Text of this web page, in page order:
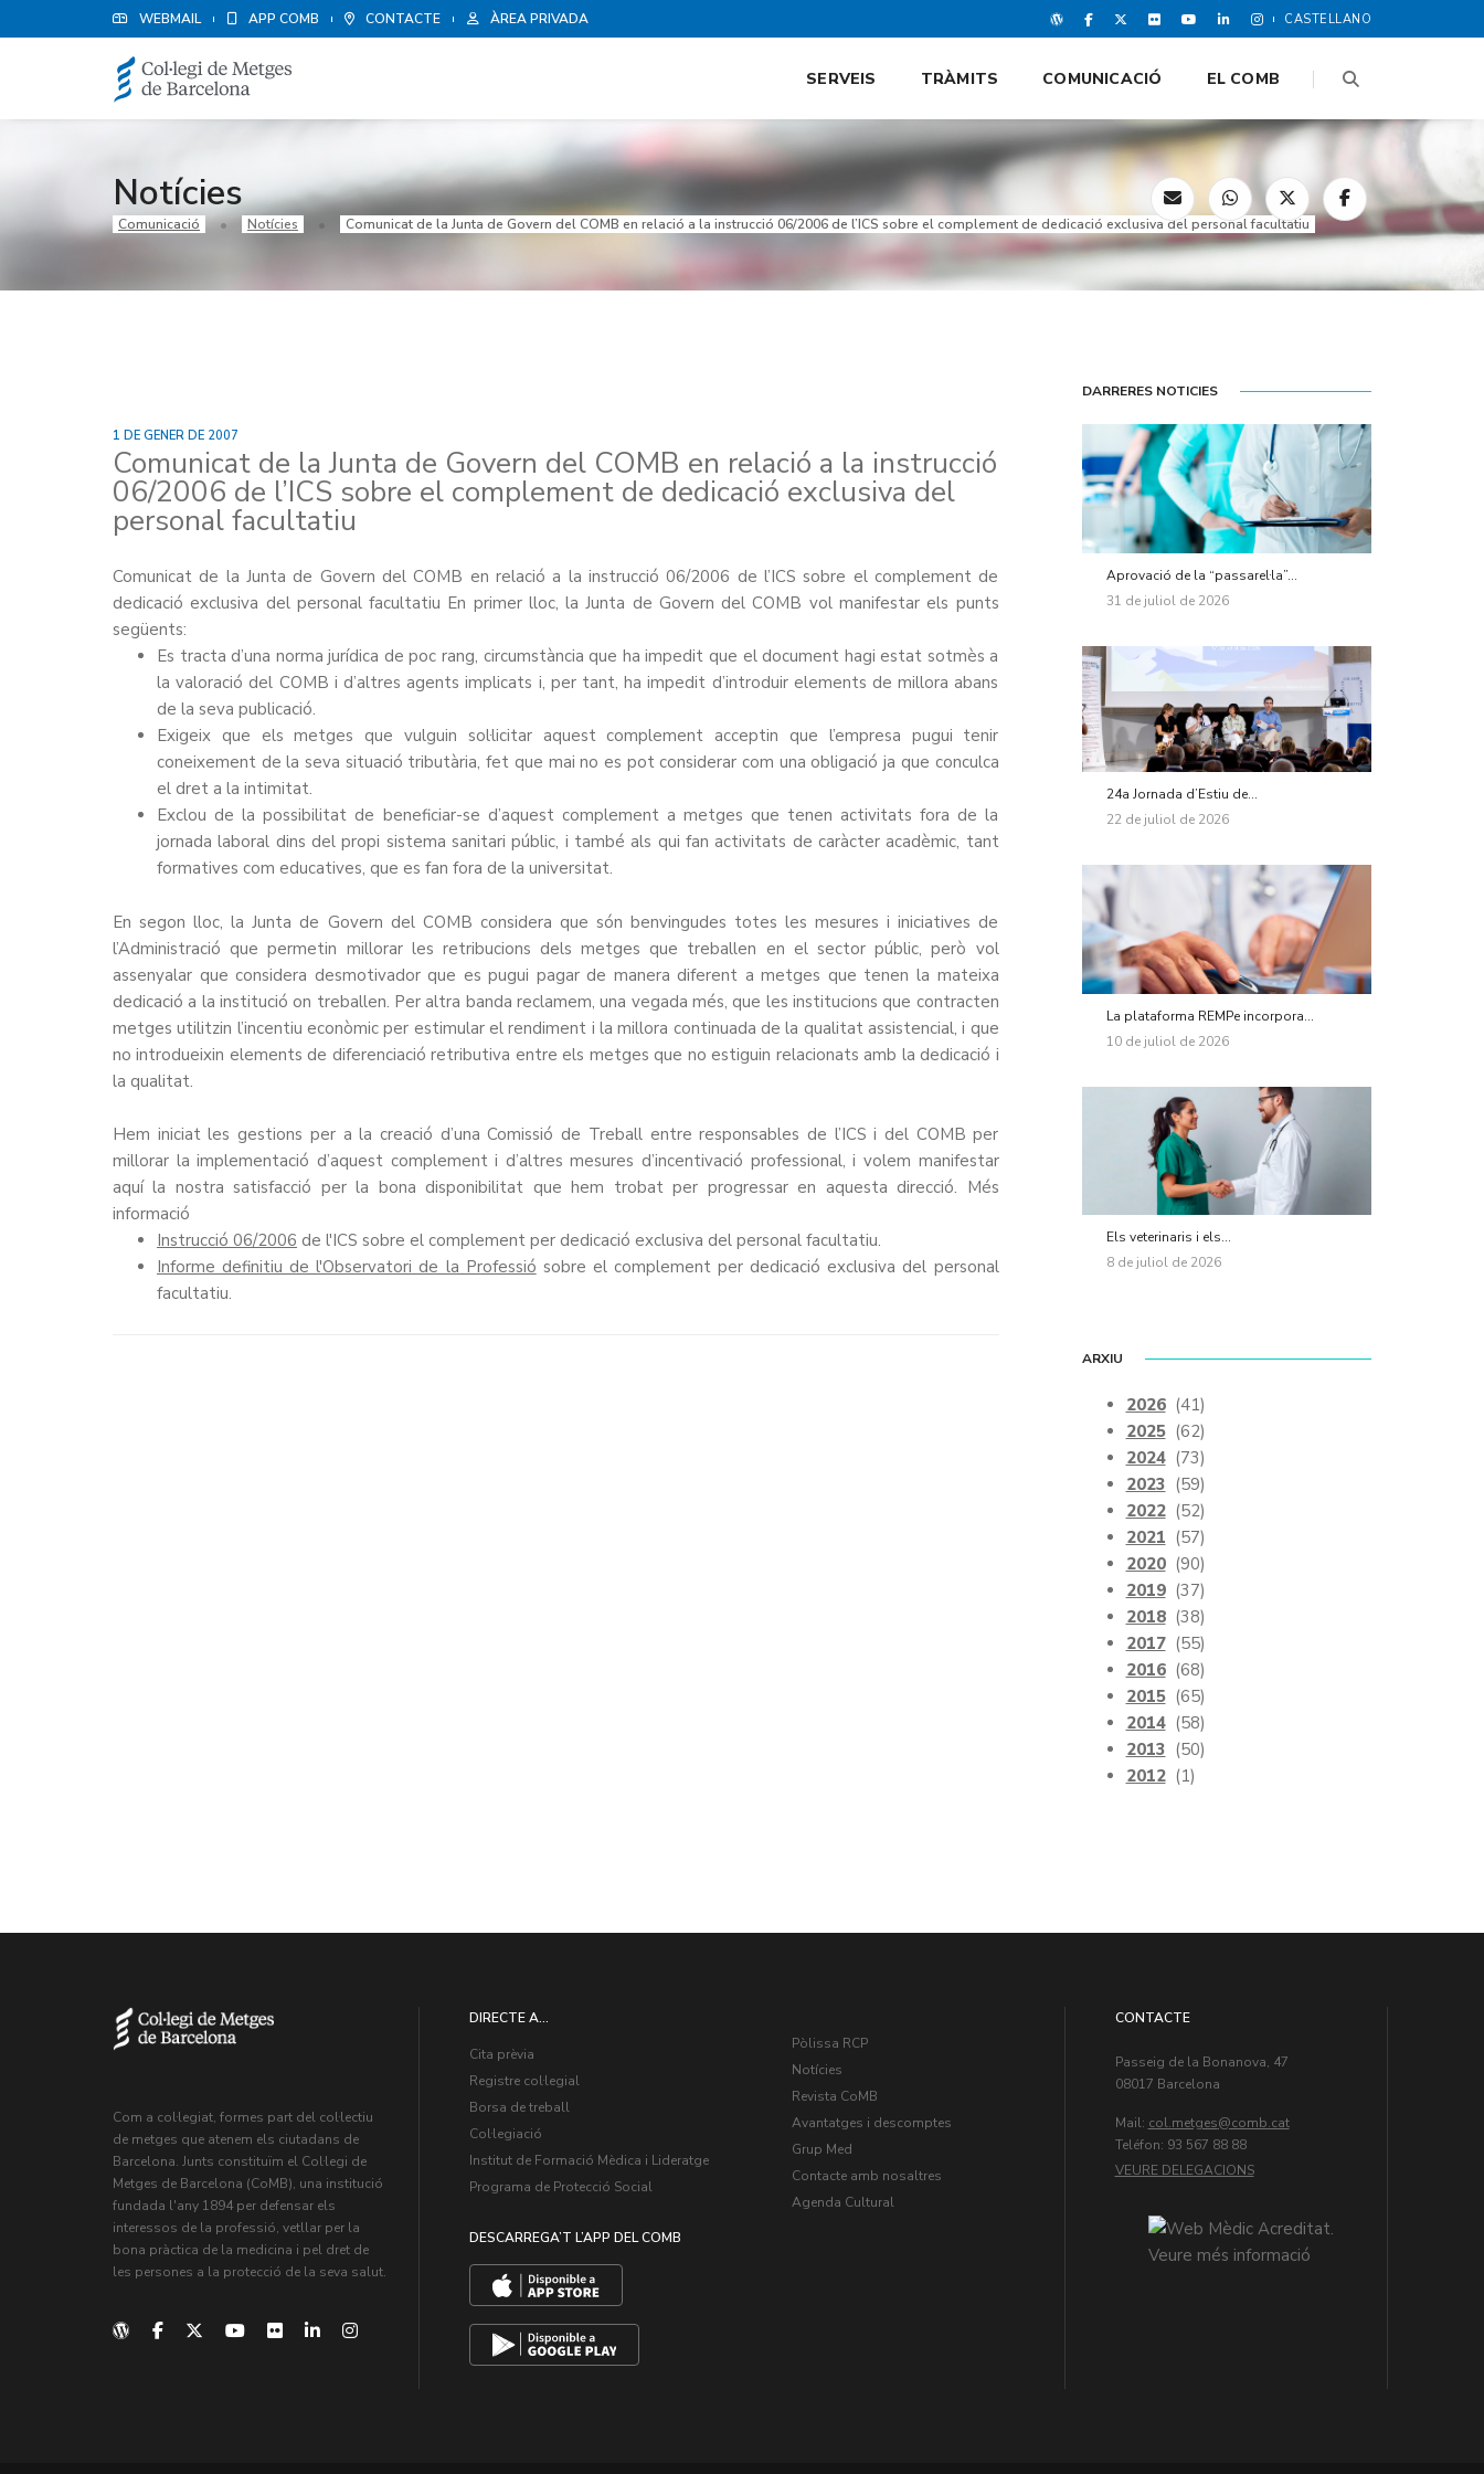
WEBMAIL APP COMB CONTACTE ÀREA PRIVADA CASTELLANO
SERVEIS TRÀMITS COMUNICACIÓ EL COMB
Notícies
Comunicació Notícies Comunicat de la Junta de Govern del COMB en relació a la instrucció 06/2006 de l’ICS sobre el complement de dedicació exclusiva del personal facultatiu
1 DE GENER DE 2007
Comunicat de la Junta de Govern del COMB en relació a la instrucció
06/2006 de l’ICS sobre el complement de dedicació exclusiva del
personal facultatiu
Comunicat de la Junta de Govern del COMB en relació a la instrucció 06/2006 de l’ICS sobre el complement de
dedicació exclusiva del personal facultatiu En primer lloc, la Junta de Govern del COMB vol manifestar els punts
següents:
Es tracta d’una norma jurídica de poc rang, circumstància que ha impedit que el document hagi estat sotmès a
la valoració del COMB i d’altres agents implicats i, per tant, ha impedit d’introduir elements de millora abans
de la seva publicació.
Exigeix que els metges que vulguin sol·licitar aquest complement acceptin que l’empresa pugui tenir
coneixement de la seva situació tributària, fet que mai no es pot considerar com una obligació ja que conculca
el dret a la intimitat.
Exclou de la possibilitat de beneficiar-se d’aquest complement a metges que tenen activitats fora de la
jornada laboral dins del propi sistema sanitari públic, i també als qui fan activitats de caràcter acadèmic, tant
formatives com educatives, que es fan fora de la universitat.
En segon lloc, la Junta de Govern del COMB considera que són benvingudes totes les mesures i iniciatives de
l’Administració que permetin millorar les retribucions dels metges que treballen en el sector públic, però vol
assenyalar que considera desmotivador que es pugui pagar de manera diferent a metges que tenen la mateixa
dedicació a la institució on treballen. Per altra banda reclamem, una vegada més, que les institucions que contracten
metges utilitzin l’incentiu econòmic per estimular el rendiment i la millora continuada de la qualitat assistencial, i que
no introdueixin elements de diferenciació retributiva entre els metges que no estiguin relacionats amb la dedicació i
la qualitat.
Hem iniciat les gestions per a la creació d’una Comissió de Treball entre responsables de l’ICS i del COMB per
millorar la implementació d’aquest complement i d’altres mesures d’incentivació professional, i volem manifestar
aquí la nostra satisfacció per la bona disponibilitat que hem trobat per progressar en aquesta direcció. Més
informació
Instrucció 06/2006 de l'ICS sobre el complement per dedicació exclusiva del personal facultatiu.
Informe definitiu de l'Observatori de la Professió sobre el complement per dedicació exclusiva del personal
facultatiu.
DARRERES NOTICIES
Aprovació de la “passarel·la”...
31 de juliol de 2026
24a Jornada d’Estiu de...
22 de juliol de 2026
La plataforma REMPe incorpora...
10 de juliol de 2026
Els veterinaris i els...
8 de juliol de 2026
ARXIU
2026 (41)
2025 (62)
2024 (73)
2023 (59)
2022 (52)
2021 (57)
2020 (90)
2019 (37)
2018 (38)
2017 (55)
2016 (68)
2015 (65)
2014 (58)
2013 (50)
2012 (1)
Com a col·legiat, formes part del col·lectiu
de metges que atenem els ciutadans de
Barcelona. Junts constituïm el Col·legi de
Metges de Barcelona (CoMB), una institució
fundada l'any 1894 per defensar els
interessos de la professió, vetllar per la
bona pràctica de la medicina i pel dret de
les persones a la protecció de la seva salut.
DIRECTE A...
Cita prèvia
Registre col·legial
Borsa de treball
Col·legiació
Institut de Formació Mèdica i Lideratge
Programa de Protecció Social
DESCARREGA’T L’APP DEL COMB
Pòlissa RCP
Notícies
Revista CoMB
Avantatges i descomptes
Grup Med
Contacte amb nosaltres
Agenda Cultural
CONTACTE
Passeig de la Bonanova, 47
08017 Barcelona
Mail: col.metges
Teléfon: 93 567 88 88
VEURE DELEGACIONS